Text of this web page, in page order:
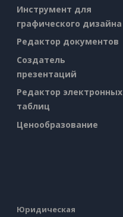
Инструмент для
графического дизайна
Редактор документов
Создатель
презентаций
Редактор электронных
таблиц
Ценообразование
Юридическая